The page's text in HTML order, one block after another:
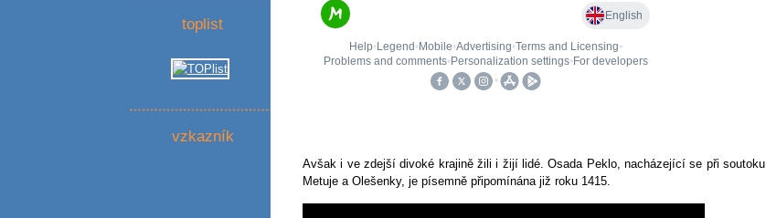
Avšak i ve zdejší divoké krajině žili i žijí lidé. Osada Peklo, nacházející se při soutoku
Metuje a Olešenky, je písemně připomínána již roku 1415.
toplist
vzkazník